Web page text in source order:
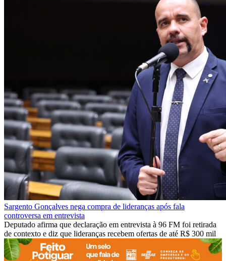
Sargento Gonçalves nega compra de lideranças após fala
controversa em entrevista
Deputado afirma que declaração em entrevista à 96 FM foi retirada
de contexto e diz que lideranças recebem ofertas de até R$ 300 mil